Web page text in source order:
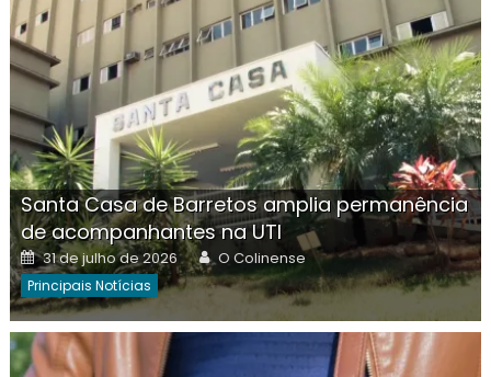
Santa Casa de Barretos amplia permanência
de acompanhantes na UTI
Posted
on
31 de julho de 2026 Author
O Colinense
Principais Notícias